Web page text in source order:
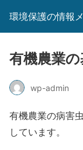
環境保護の情報
有機農業の
wp-admin
有機農業の病害
しています。